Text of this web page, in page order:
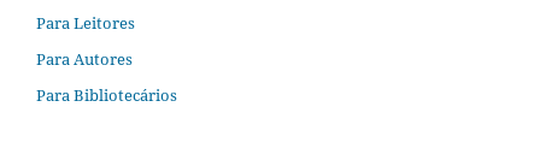
Para Leitores
Para Autores
Para Bibliotecários